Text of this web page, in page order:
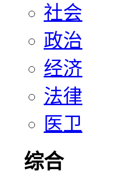
社会
政治
经济
法律
医卫
综合